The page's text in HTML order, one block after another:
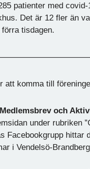
patienter med
Det är 12 fler än
tisdagen.
att komma till
Medlemsbrev och
under rubriken
Facebookgrupp hittar
i Vendelsö-